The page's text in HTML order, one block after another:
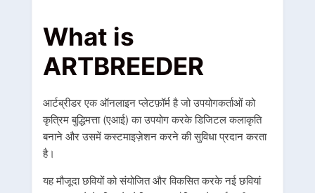
What is
ARTBREEDER
आर्टब्रीडर एक ऑनलाइन प्लेटफ़ॉर्म है जो उपयोगकर्ताओं को
कृत्रिम बुद्धिमत्ता (एआई) का उपयोग करके डिजिटल कलाकृति
बनाने और उसमें कस्टमाइज़ेशन करने की सुविधा प्रदान करता
है।
यह मौजूदा छवियों को संयोजित और विकसित करके नई छवियां